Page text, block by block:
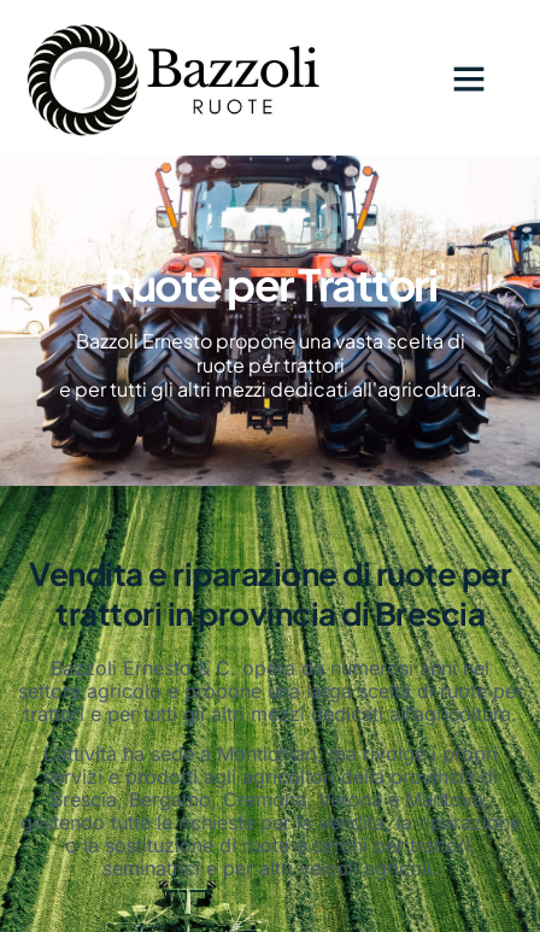
Ruote per Trattori
Bazzoli Ernesto propone una vasta scelta di
ruote per trattori
e per tutti gli altri mezzi dedicati all'agricoltura.
Vendita e riparazione di ruote per
trattori in provincia di Brescia
Bazzoli Ernesto & C. opera da numerosi anni nel
settore agricolo e propone una larga scelta di ruote per
trattori e per tutti gli altri mezzi dedicati all’agricoltura.
L’attività ha sede a Montichiari, ma rivolge i propri
servizi e prodotti agli agricoltori della provincia di
Brescia, Bergamo, Cremona, Verona e Mantova,
gestendo tutte le richieste per la vendita, la riparazione
o la sostituzione di ruote e cerchi per trattori,
seminatrici e per altri veicoli agricoli.